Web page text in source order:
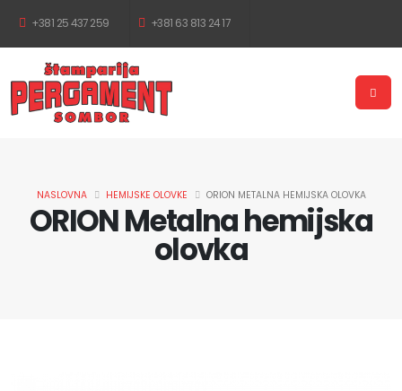
+381 25 437 259 +381 63 813 24 17
ORION Metalna hemijska
olovka
NASLOVNA HEMIJSKE OLOVKE ORION METALNA HEMIJSKA OLOVKA